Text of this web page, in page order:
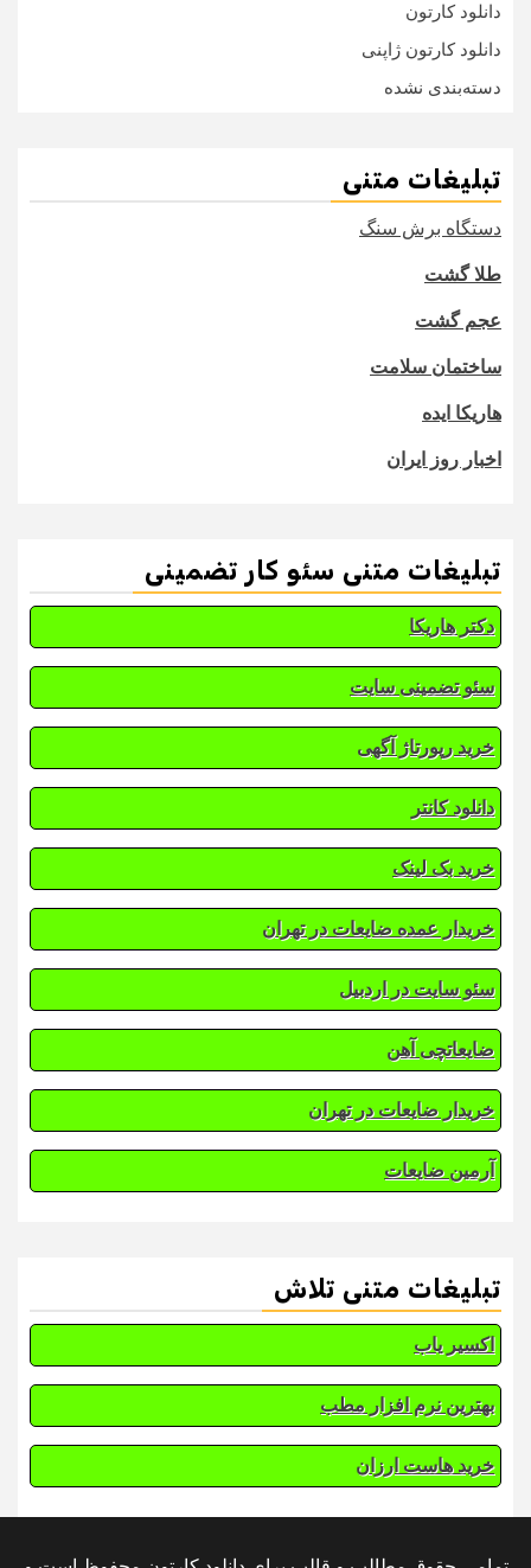
دانلود کارتون
دانلود کارتون ژاپنی
دسته‌بندی نشده
تبلیغات متنی
دستگاه برش سنگ
طلا گشت
عجم گشت
ساختمان سلامت
هاریکا ایده
اخبار روز ایران
تبلیغات متنی سئو کار تضمینی
دکتر هاریکا
سئو تضمینی سایت
خرید رپورتاژ آگهی
دانلود کانتر
خرید بک لینک
خریدار عمده ضایعات در تهران
سئو سایت در اردبیل
ضایعاتچی آهن
خریدار ضایعات در تهران
آرمین ضایعات
تبلیغات متنی تلاش
اکسیر یاب
بهترین نرم افزار مطب
خرید هاست ارزان